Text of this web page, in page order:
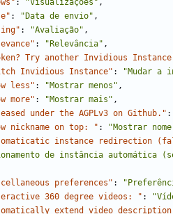
: "Visualizações" ,
: "Data de envio" ,
: "Avaliação" ,
: "Relevância" ,
Try another Invidious
Invidious Instance" : "Mudar a
less" : "Mostrar menos" ,
more" : "Mostrar mais" ,
under the AGPLv3 on Github." :
nickname on top: " : "Mostrar
instance redirection
de instância
preferences" :
360 degree videos: " :
extend video